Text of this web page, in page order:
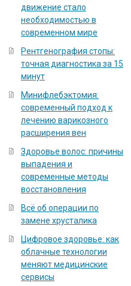
движение стало
необходимостью в
современном мире
Рентгенография стопы:
точная диагностика за 15
минут
Минифлебэктомия:
современный подход к
лечению варикозного
расширения вен
Здоровье волос: причины
выпадения и
современные методы
восстановления
Всё об операции по
замене хрусталика
Цифровое здоровье: как
облачные технологии
меняют медицинские
сервисы